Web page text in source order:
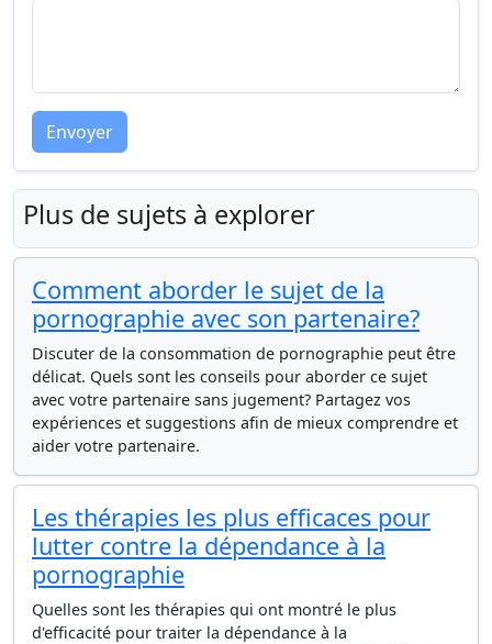
Envoyer
Plus de sujets à explorer
Comment aborder le sujet de la
pornographie avec son partenaire?
Discuter de la consommation de pornographie peut être
délicat. Quels sont les conseils pour aborder ce sujet
avec votre partenaire sans jugement? Partagez vos
expériences et suggestions afin de mieux comprendre et
aider votre partenaire.
Les thérapies les plus efficaces pour
lutter contre la dépendance à la
pornographie
Quelles sont les thérapies qui ont montré le plus
d'efficacité pour traiter la dépendance à la